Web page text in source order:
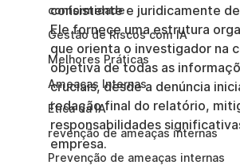
conformidade
Gestão de Riscos com IA
Melhores Práticas
Ameaças Internas
Ética da IA
revenção de ameaças internas
Prevenção de ameaças internas
consistente e juridicamente
Ele fornece uma estrutura
que orienta o investigador na
objetiva de todas as
cruciais, desde a denúncia
redação final do relatório,
responsabilidades
empresa.